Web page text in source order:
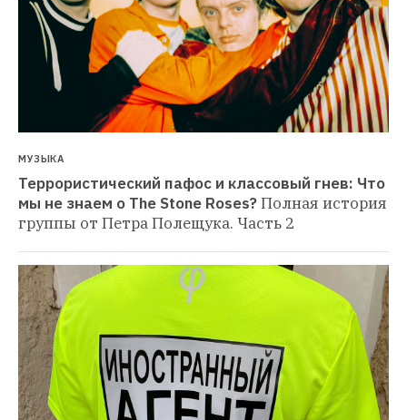
МУЗЫКА
Террористический пафос и классовый гнев: Что
мы не знаем о The Stone Roses?Полная история
группы от Петра Полещука. Часть 2